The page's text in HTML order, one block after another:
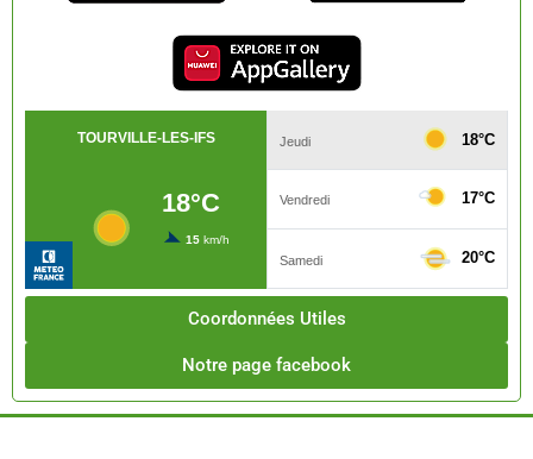
Coordonnées Utiles
Notre page facebook